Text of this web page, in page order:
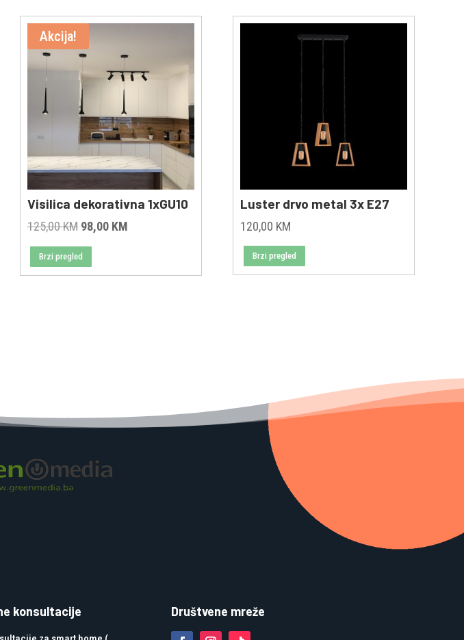
Akcija!
Visilica dekorativna 1xGU10
125,00KM Original
price
was:
125,00 KM.
98,00 KMCurrent
98,00 KM.
Brzi pregled
Luster drvo metal 3x E27
120,00 KM
Brzi pregled
konsultacije Društvene mreže